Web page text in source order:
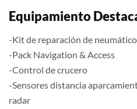
Equipamiento
-Kit de reparación de
-Pack Navigation & Access
-Control de crucero
-Sensores distancia
radar